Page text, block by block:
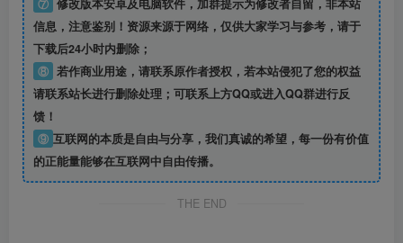
⑦ 修改版本安卓及电脑软件，加群提示为修改者自留， 非本站
信息，注意鉴别！资源来源于网络，仅供大家学习与参考，请于
下载后24小时内删除；
⑧ 若作商业用途，请联系原作者授权，若本站侵犯了您的权益
请联系站长进行删除处理；可联系上方QQ或进入QQ群进行反
馈！
⑨ 互联网的本质是自由与分享，我们真诚的希望，每一份有价值
的正能量能够在互联网中自由传播。
THE END